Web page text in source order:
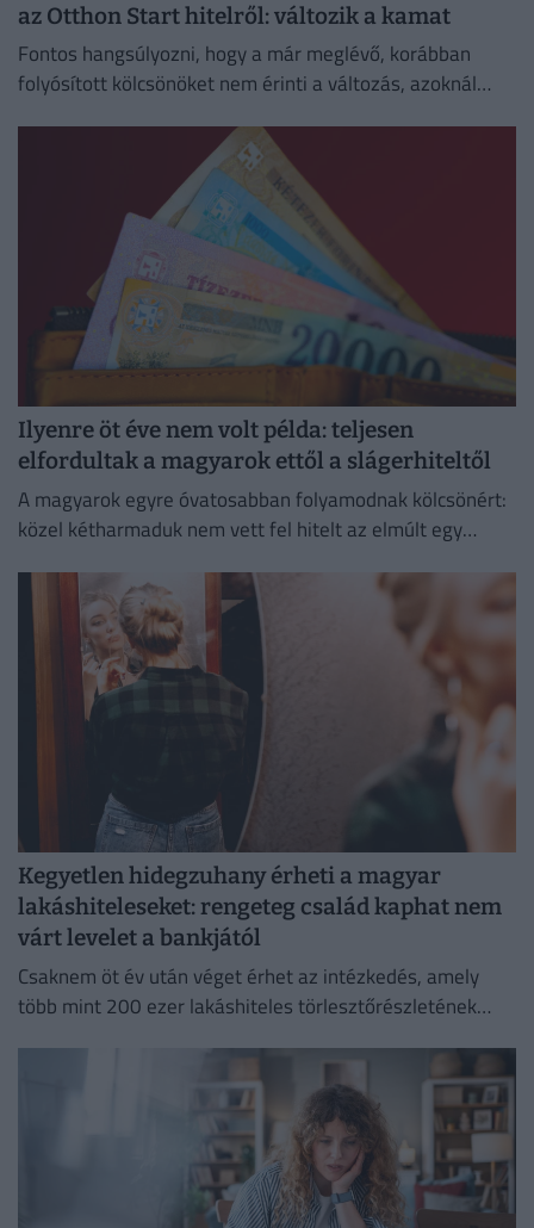
az Otthon Start hitelről: változik a kamat
Fontos hangsúlyozni, hogy a már meglévő, korábban
folyósított kölcsönöket nem érinti a változás, azoknál
Ilyenre öt éve nem volt példa: teljesen
elfordultak a magyarok ettől a slágerhiteltől
A magyarok egyre óvatosabban folyamodnak kölcsönért:
közel kétharmaduk nem vett fel hitelt az elmúlt egy
Kegyetlen hidegzuhany érheti a magyar
lakáshiteleseket: rengeteg család kaphat nem
várt levelet a bankjától
Csaknem öt év után véget érhet az intézkedés, amely
több mint 200 ezer lakáshiteles törlesztőrészletének